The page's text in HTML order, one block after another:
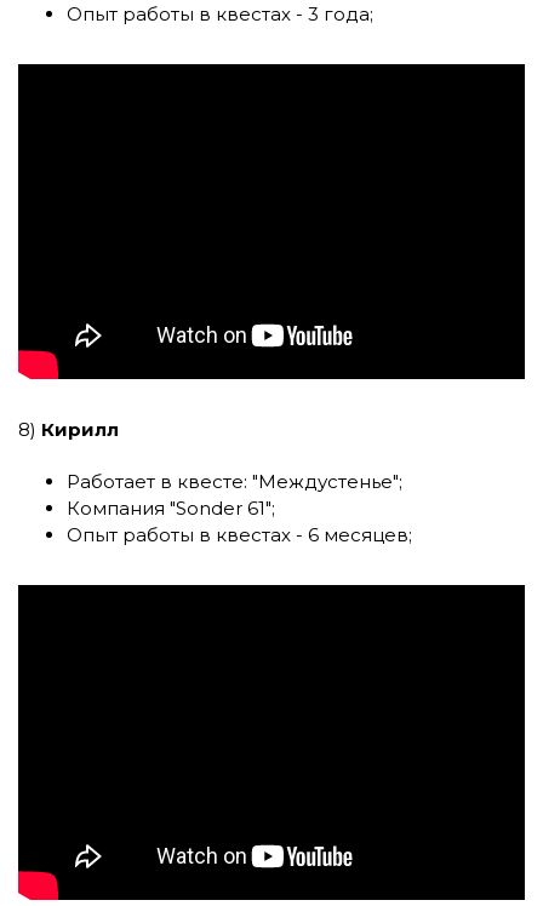
Опыт работы в квестах - 3 года;
8) Кирилл
Работает в квесте: "Междустенье";
Компания "Sonder 61";
Опыт работы в квестах - 6 месяцев;